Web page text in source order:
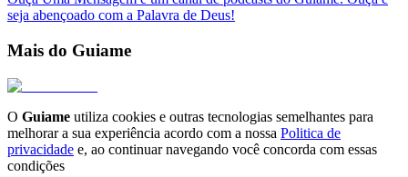
seja abençoado com a Palavra de Deus!
Mais do Guiame
O Guiame utiliza cookies e outras tecnologias semelhantes para
melhorar a sua experiência acordo com a nossa Politica de
privacidade e, ao continuar navegando você concorda com essas
condições